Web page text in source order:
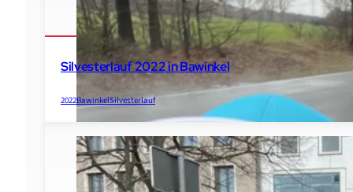
Silvesterlauf 2022 in Bawinkel
2022BawinkelSilvesterlauf